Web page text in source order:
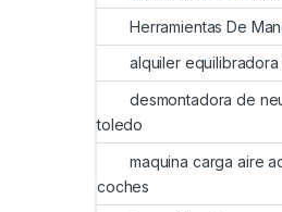
Herramientas De
alquiler equilibradora
desmontadora de
toledo
maquina carga aire
coches